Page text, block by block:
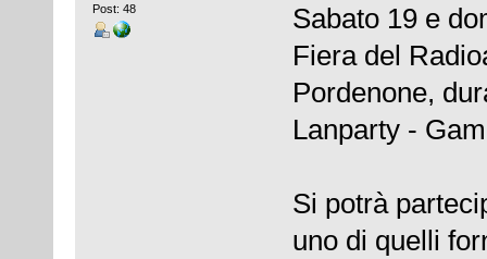
Post: 48
Sabato 19 e
Fiera del
Pordenone,
Lanparty -
Si potrà
uno di quelli